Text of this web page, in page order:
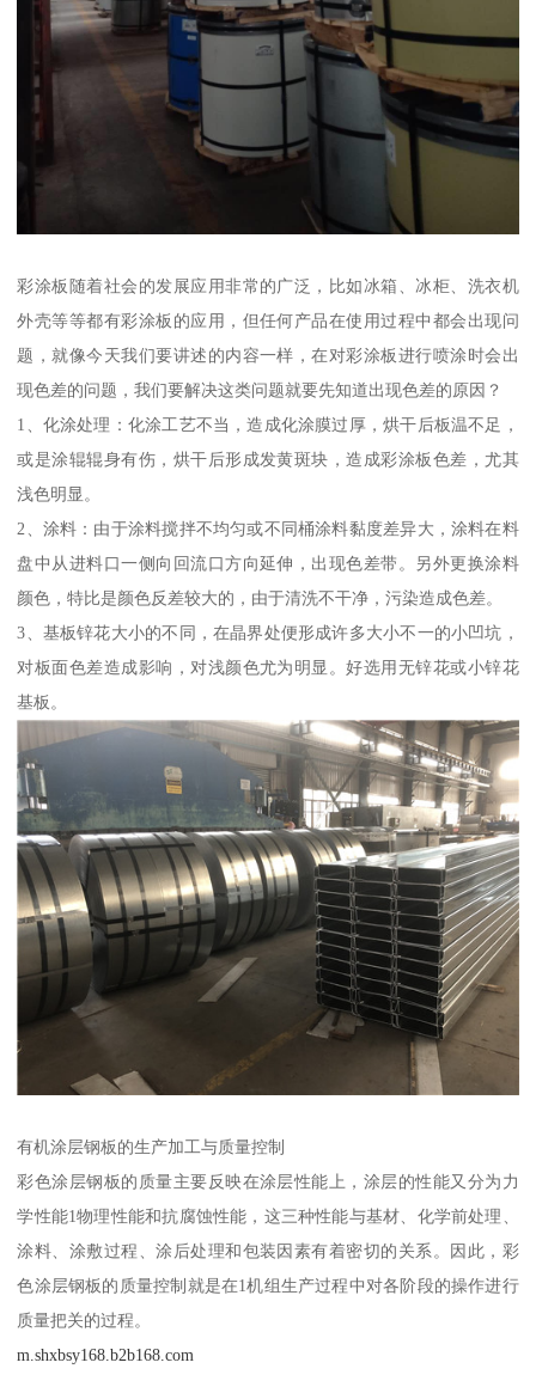
彩涂板随着社会的发展应用非常的广泛，比如冰箱、冰柜、洗衣机
外壳等等都有彩涂板的应用，但任何产品在使用过程中都会出现问
题，就像今天我们要讲述的内容一样，在对彩涂板进行喷涂时会出
现色差的问题，我们要解决这类问题就要先知道出现色差的原因？
1、化涂处理：化涂工艺不当，造成化涂膜过厚，烘干后板温不足，
或是涂辊辊身有伤，烘干后形成发黄斑块，造成彩涂板色差，尤其
浅色明显。
2、涂料：由于涂料搅拌不均匀或不同桶涂料黏度差异大，涂料在料
盘中从进料口一侧向回流口方向延伸，出现色差带。另外更换涂料
颜色，特比是颜色反差较大的，由于清洗不干净，污染造成色差。
3、基板锌花大小的不同，在晶界处便形成许多大小不一的小凹坑，
对板面色差造成影响，对浅颜色尤为明显。好选用无锌花或小锌花
基板。
有机涂层钢板的生产加工与质量控制
彩色涂层钢板的质量主要反映在涂层性能上，涂层的性能又分为力
学性能1物理性能和抗腐蚀性能，这三种性能与基材、化学前处理、
涂料、涂敷过程、涂后处理和包装因素有着密切的关系。因此，彩
色涂层钢板的质量控制就是在1机组生产过程中对各阶段的操作进行
质量把关的过程。
m.shxbsy168.b2b168.com